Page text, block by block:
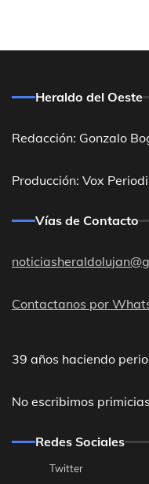
Heraldo del Oeste
Redacción: Gonzalo
Producción: Vox
Vías de Contacto
Contactanos por
39 años haciendo
No escribimos
Redes Sociales
Twitter